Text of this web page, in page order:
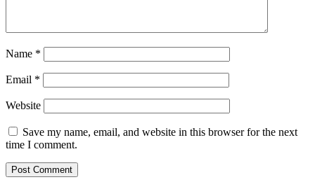
Name *
Email *
Website
Save my name, email, and website in this browser for the next
time I comment.